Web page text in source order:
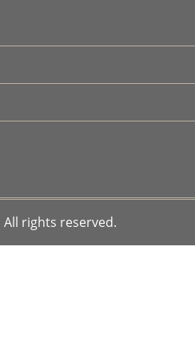
All rights reserved.